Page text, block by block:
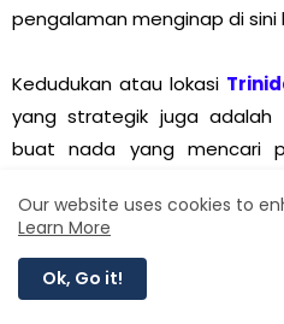
pengalaman menginap di sini
Kedudukan atau lokasi
yang strategik juga
buat nada yang mencari
yang sememangnya
Our website uses cookies to
Learn More
Ok, Go it!